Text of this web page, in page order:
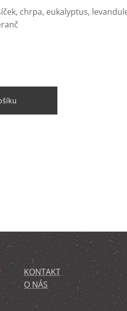
chrpa, eukalyptus,
KONTAKT
O NÁS